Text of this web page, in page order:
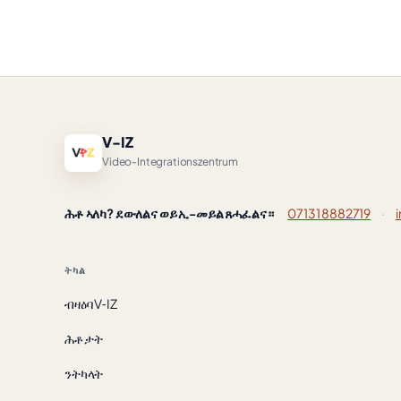
V-IZ
Video-Integrationszentrum
ሕቶ ኣለካ? ደውለልና ወይ ኢ-መይል ጸሓፈልና። 07131 8882719 ·
ትካል
ብዛዕባ V‑IZ
ሕቶታት
ንትካላት